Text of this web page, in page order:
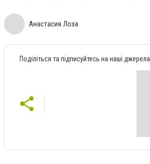
Анастасия Лоза
Поділіться та підписуйтесь на наші джерела